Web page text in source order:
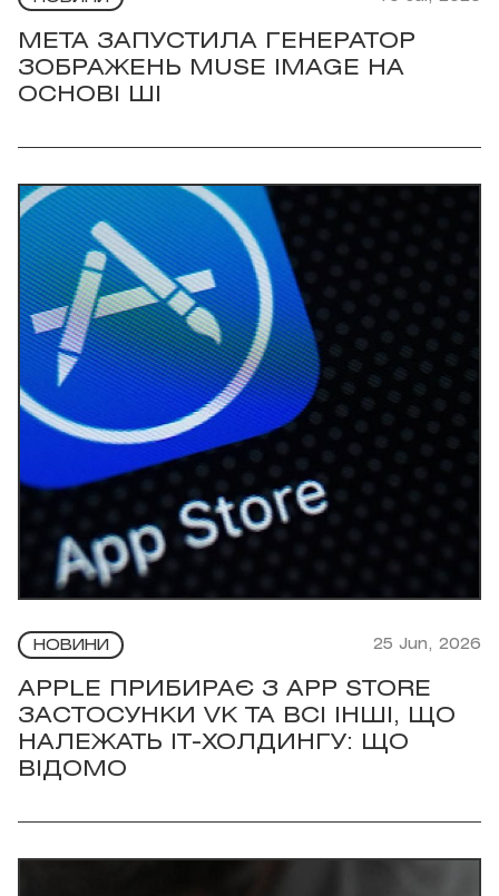
META ЗАПУСТИЛА ГЕНЕРАТОР
ЗОБРАЖЕНЬ MUSE IMAGE НА
ОСНОВІ ШІ
НОВИНИ 25 Jun, 2026
APPLE ПРИБИРАЄ З APP STORE
ЗАСТОСУНКИ VK ТА ВСІ ІНШІ, ЩО
НАЛЕЖАТЬ IT-ХОЛДИНГУ: ЩО
ВІДОМО